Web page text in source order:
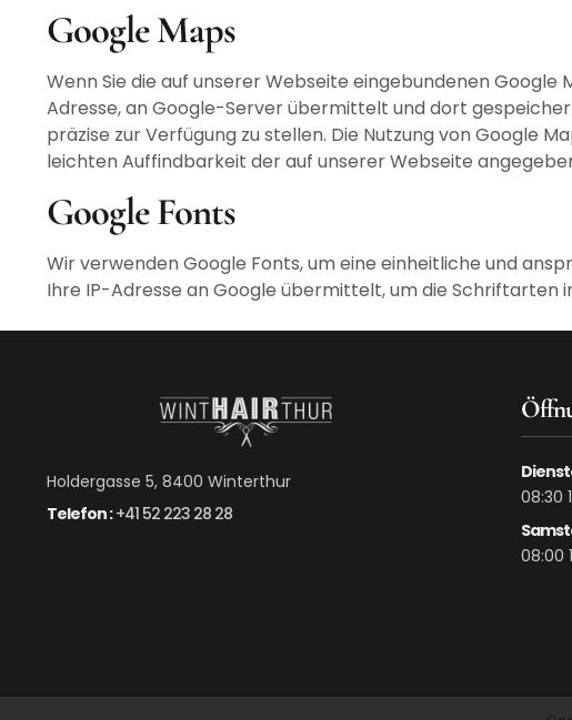
Google Maps
Wenn Sie die auf unserer Webseite eingebundenen Google
Adresse, an Google-Server übermittelt und dort
präzise zur Verfügung zu stellen. Die Nutzung von Google
leichten Auffindbarkeit der auf unserer Webseite
Google Fonts
Wir verwenden Google Fonts, um eine einheitliche und
Ihre IP-Adresse an Google übermittelt, um die Schriftarten
Holdergasse 5, 8400 Winterthur
Telefon :+41 52 223 28 28
08:30
08:00